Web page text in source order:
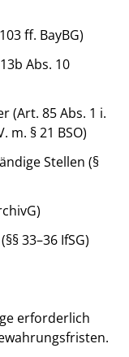
ff. BayBG)
Abs. 10
(Art. 85 Abs. 1 i.
m. § 21 BSO)
Stellen (§
33–36 IfSG)
erforderlich